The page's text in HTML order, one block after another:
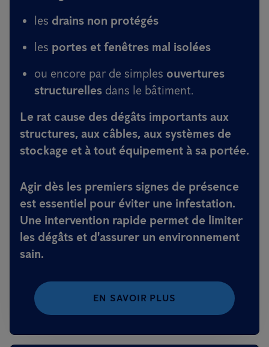
les drains non protégés
les portes et fenêtres mal isolées
ou encore par de simples ouvertures
structurelles dans le bâtiment.
Le rat cause des dégâts importants aux
structures, aux câbles, aux systèmes de
stockage et à tout équipement à sa portée.
Agir dès les premiers signes de présence
est essentiel pour éviter une infestation.
Une intervention rapide permet de limiter
les dégâts et d'assurer un environnement
sain.
EN SAVOIR PLUS